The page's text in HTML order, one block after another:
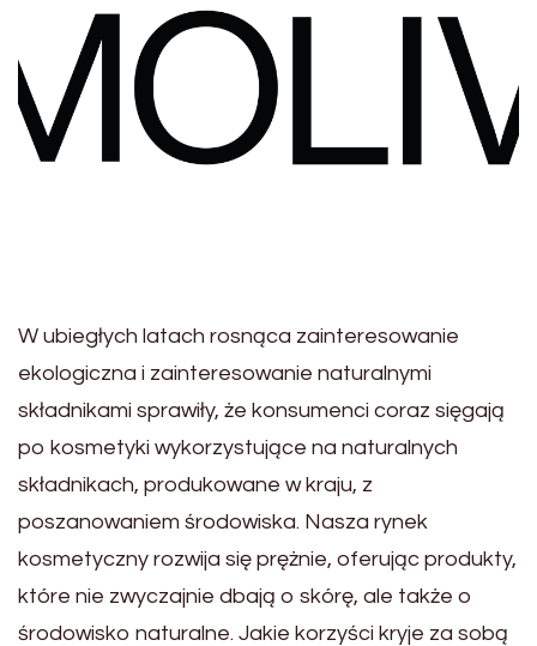
W ubiegłych latach rosnąca zainteresowanie
ekologiczna i zainteresowanie naturalnymi
składnikami sprawiły, że konsumenci coraz sięgają
po kosmetyki wykorzystujące na naturalnych
składnikach, produkowane w kraju, z
poszanowaniem środowiska. Nasza rynek
kosmetyczny rozwija się prężnie, oferując produkty,
które nie zwyczajnie dbają o skórę, ale także o
środowisko naturalne. Jakie korzyści kryje za sobą